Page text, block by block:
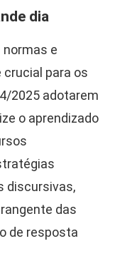
dia
e
para os
2025 adotarem
o aprendizado
discursivas,
das
de resposta